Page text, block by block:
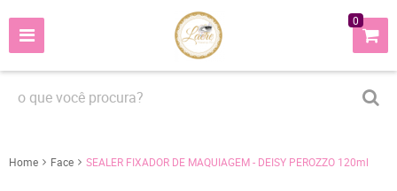
0
Home Face SEALER FIXADOR DE MAQUIAGEM - DEISY PEROZZO 120ml